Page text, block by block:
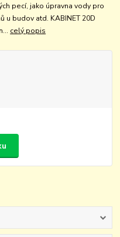
pecí, jako úpravna vody pro
u budov atd. KABINET 20D
celý popis